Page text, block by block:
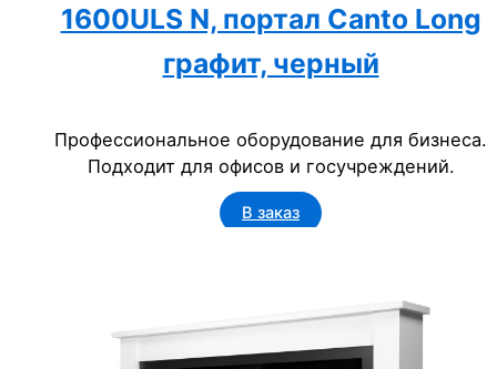
1600ULS N, портал Canto Long
графит, черный
Профессиональное оборудование для бизнеса.
Подходит для офисов и госучреждений.
В заказ